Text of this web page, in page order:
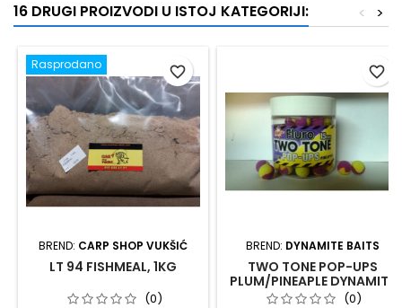
16 DRUGI PROIZVODI U ISTOJ KATEGORIJI: >
<
Rasprodano
BREND: CARP SHOP VUKŠIĆ
LT 94 FISHMEAL, 1KG
(0)
favorite_border
BREND: DYNAMITE BAITS
TWO TONE POP-UPS
PLUM/PINEAPLE DYNAMITE
BAITS 15MM(0)
favorite_border